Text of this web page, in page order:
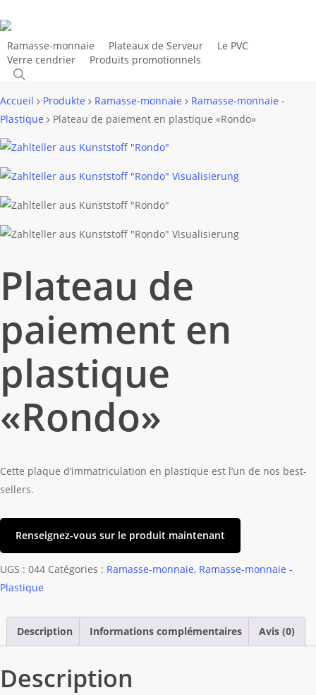
to
main
content
Ramasse-monnaie Plateaux de Serveur
Le PVC
Verre cendrier
Produits promotionnels
Accueil Produkte Ramasse-monnaie
Ramasse-monnaie -
Plastique
Plateau de paiement en plastique «Rondo»
Plateau de
paiement en
plastique
«Rondo»
Cette plaque d’immatriculation en plastique est l’un de nos best-
sellers.
Renseignez-vous sur le produit maintenant
UGS : 044 Catégories : Ramasse-monnaie, Ramasse-monnaie -
Plastique
Description Informations complémentaires Avis (0)
Description